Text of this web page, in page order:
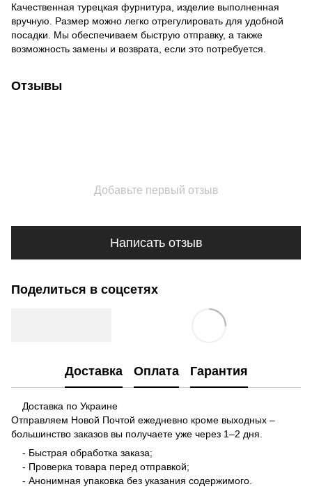
Качественная турецкая фурнитура, изделие выполненная
вручную. Размер можно легко отрегулировать для удобной
посадки. Мы обеспечиваем быструю отправку, а также
возможность замены и возврата, если это потребуется.
Отзывы
Добавьте первый отзыв
Написать отзыв
Поделиться в соцсетях
Доставка Оплата Гарантия
Доставка по Украине
Отправляем Новой Почтой ежедневно кроме выходных –
большинство заказов вы получаете уже через 1–2 дня.
- Быстрая обработка заказа;
- Проверка товара перед отправкой;
- Анонимная упаковка без указания содержимого.